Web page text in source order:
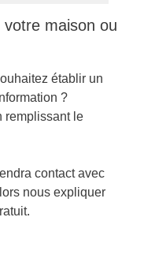
maison ou
établir un
?
remplissant le
contact avec
nous expliquer